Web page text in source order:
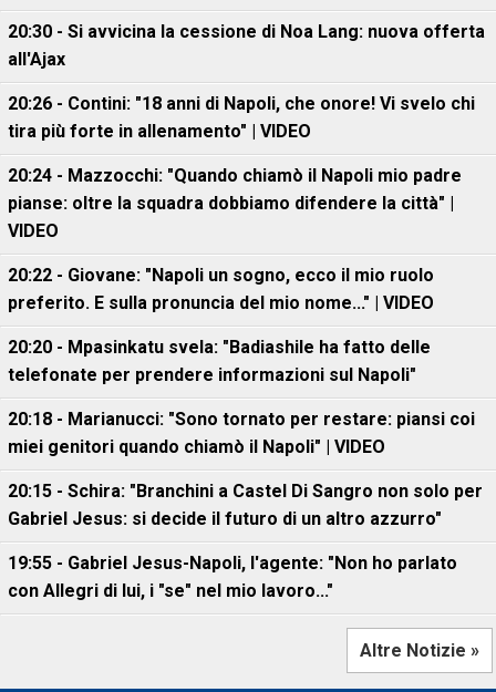
20:30 - Si avvicina la cessione di Noa Lang: nuova offerta
all'Ajax
20:26 - Contini: "18 anni di Napoli, che onore! Vi svelo chi
tira più forte in allenamento" | VIDEO
20:24 - Mazzocchi: "Quando chiamò il Napoli mio padre
pianse: oltre la squadra dobbiamo difendere la città" |
VIDEO
20:22 - Giovane: "Napoli un sogno, ecco il mio ruolo
preferito. E sulla pronuncia del mio nome..." | VIDEO
20:20 - Mpasinkatu svela: "Badiashile ha fatto delle
telefonate per prendere informazioni sul Napoli"
20:18 - Marianucci: "Sono tornato per restare: piansi coi
miei genitori quando chiamò il Napoli" | VIDEO
20:15 - Schira: "Branchini a Castel Di Sangro non solo per
Gabriel Jesus: si decide il futuro di un altro azzurro"
19:55 - Gabriel Jesus-Napoli, l'agente: "Non ho parlato
con Allegri di lui, i "se" nel mio lavoro..."
Altre Notizie »